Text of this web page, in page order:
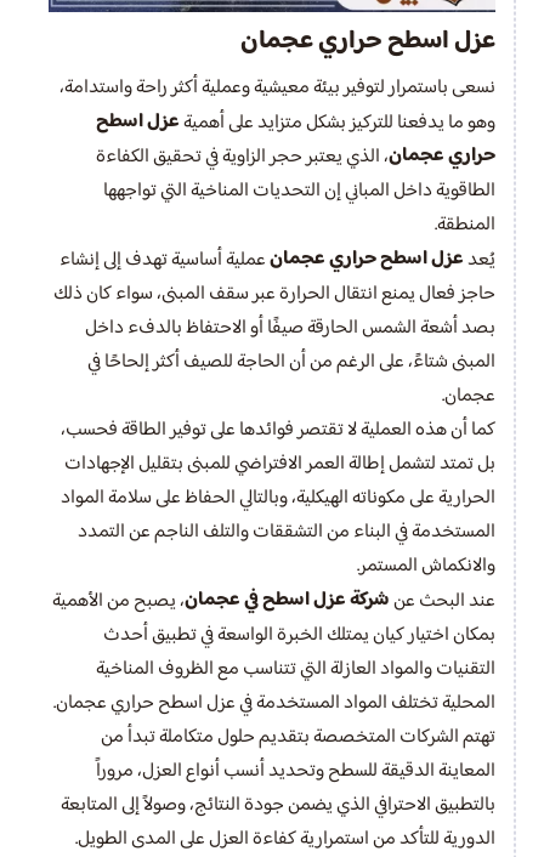
عزل اسطح حراري عجمان
نسعى باستمرار لتوفير بيئة معيشية وعملية أكثر راحة واستدامة،
وهو ما يدفعنا للتركيز بشكل متزايد على أهميةعزل اسطح
حراري عجمان، الذي يعتبر حجر الزاوية في تحقيق الكفاءة
الطاقوية داخل المباني إن التحديات المناخية التي تواجهها
المنطقة.
يُعدعزل اسطح حراري عجمانعملية أساسية تهدف إلى إنشاء
حاجز فعال يمنع انتقال الحرارة عبر سقف المبنى، سواء كان ذلك
بصد أشعة الشمس الحارقة صيفًا أو الاحتفاظ بالدفء داخل
المبنى شتاءً، على الرغم من أن الحاجة للصيف أكثر إلحاحًا في
عجمان.
كما أن هذه العملية لا تقتصر فوائدها على توفير الطاقة فحسب،
بل تمتد لتشمل إطالة العمر الافتراضي للمبنى بتقليل الإجهادات
الحرارية على مكوناته الهيكلية، وبالتالي الحفاظ على سلامة المواد
المستخدمة في البناء من التشققات والتلف الناجم عن التمدد
والانكماش المستمر.
عند البحث عنشركة عزل اسطح في عجمان، يصبح من الأهمية
بمكان اختيار كيان يمتلك الخبرة الواسعة في تطبيق أحدث
التقنيات والمواد العازلة التي تتناسب مع الظروف المناخية
المحلية تختلف المواد المستخدمة في عزل اسطح حراري عجمان.
تهتم الشركات المتخصصة بتقديم حلول متكاملة تبدأ من
المعاينة الدقيقة للسطح وتحديد أنسب أنواع العزل، مروراً
بالتطبيق الاحترافي الذي يضمن جودة النتائج، وصولاً إلى المتابعة
الدورية للتأكد من استمرارية كفاءة العزل على المدى الطويل.